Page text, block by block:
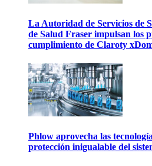
La Autoridad de Servicios de
de Salud Fraser impulsan los
cumplimiento de Claroty
Phlow aprovecha las
protección inigualable del